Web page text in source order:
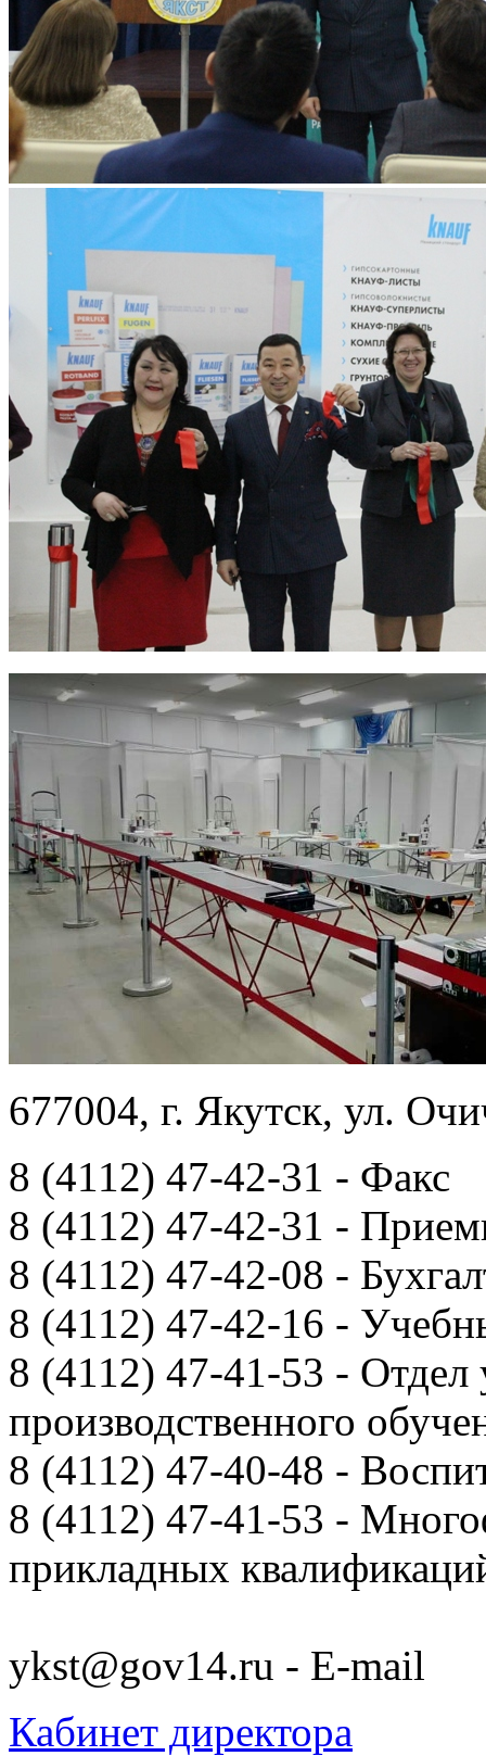
677004, г. Якутск, ул.
8 (4112) 47-42-31 - Факс
8 (4112) 47-42-31 -
8 (4112) 47-42-08 -
8 (4112) 47-42-16 -
8 (4112) 47-41-53 - Отдел
производственного
8 (4112) 47-40-48 -
8 (4112) 47-41-53 -
прикладных
ykst@gov14.ru - E-mail
Кабинет директора